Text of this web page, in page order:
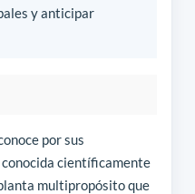
y anticipar
por sus
científicamente
multipropósito que